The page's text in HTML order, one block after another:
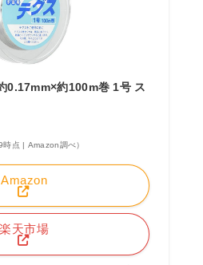
0.17mm×約100m巻 1号 ス
点 | Amazon調べ）
Amazon
楽天市場